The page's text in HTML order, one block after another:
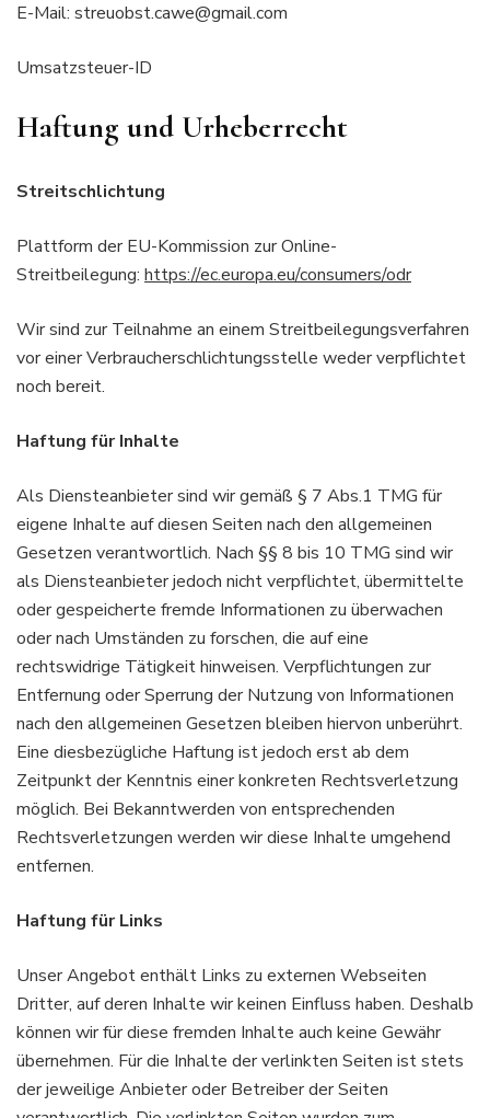
E-Mail: streuobst.cawe@gmail.com
Umsatzsteuer-ID
Haftung und Urheberrecht
Streitschlichtung
Plattform der EU-Kommission zur Online-
Streitbeilegung: https://ec.europa.eu/consumers/odr
Wir sind zur Teilnahme an einem Streitbeilegungsverfahren
vor einer Verbraucherschlichtungsstelle weder verpflichtet
noch bereit.
Haftung für Inhalte
Als Diensteanbieter sind wir gemäß § 7 Abs.1 TMG für
eigene Inhalte auf diesen Seiten nach den allgemeinen
Gesetzen verantwortlich. Nach §§ 8 bis 10 TMG sind wir
als Diensteanbieter jedoch nicht verpflichtet, übermittelte
oder gespeicherte fremde Informationen zu überwachen
oder nach Umständen zu forschen, die auf eine
rechtswidrige Tätigkeit hinweisen. Verpflichtungen zur
Entfernung oder Sperrung der Nutzung von Informationen
nach den allgemeinen Gesetzen bleiben hiervon unberührt.
Eine diesbezügliche Haftung ist jedoch erst ab dem
Zeitpunkt der Kenntnis einer konkreten Rechtsverletzung
möglich. Bei Bekanntwerden von entsprechenden
Rechtsverletzungen werden wir diese Inhalte umgehend
entfernen.
Haftung für Links
Unser Angebot enthält Links zu externen Webseiten
Dritter, auf deren Inhalte wir keinen Einfluss haben. Deshalb
können wir für diese fremden Inhalte auch keine Gewähr
übernehmen. Für die Inhalte der verlinkten Seiten ist stets
der jeweilige Anbieter oder Betreiber der Seiten